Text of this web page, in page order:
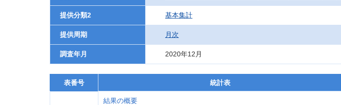
提供分類2 基本集計
提供周期 月次
調査年月 2020年12月
表番号 統計表
結果の概要